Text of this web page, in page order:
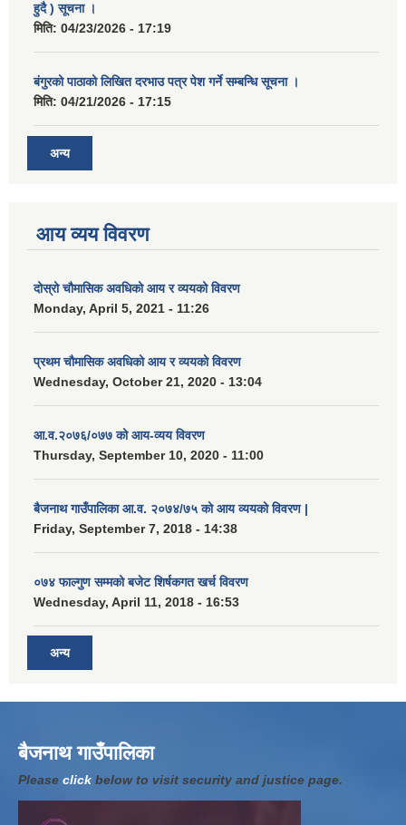
हुदै ) सूचना ।
मिति: 04/23/2026 - 17:19
बंगुरको पाठाको लिखित दरभाउ पत्र पेश गर्ने सम्बन्धि सूचना ।
मिति: 04/21/2026 - 17:15
अन्य
आय व्यय विवरण
दोस्रो चौमासिक अवधिको आय र व्ययको विवरण
Monday, April 5, 2021 - 11:26
प्रथम चौमासिक अवधिको आय र व्ययको विवरण
Wednesday, October 21, 2020 - 13:04
आ.व.२०७६/०७७ को आय-व्यय विवरण
Thursday, September 10, 2020 - 11:00
बैजनाथ गाउँपालिका आ.व. २०७४/७५ को आय व्ययको विवरण |
Friday, September 7, 2018 - 14:38
०७४ फाल्गुण सम्मको बजेट शिर्षकगत खर्च विवरण
Wednesday, April 11, 2018 - 16:53
अन्य
बैजनाथ गाउँपालिका
Please click below to visit security and justice page.